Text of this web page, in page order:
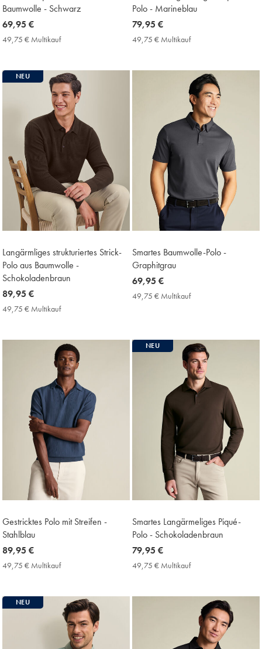
Baumwolle - Schwarz
now
69,95
69,95 €
49,75 € Multikauf49,75
Price
Polo - Marineblau
now
79,95
79,95 €
49,75 € Multikauf49,75
Price
NEU
Langärmliges strukturiertes Strick-
Polo aus Baumwolle -
Schokoladenbraun
now
89,95
89,95 €
49,75 € Multikauf49,75
Price
Smartes Baumwolle-Polo -
Graphitgrau
now
69,95
69,95 €
49,75 € Multikauf49,75
Gestricktes Polo mit Streifen -
Stahlblau
now
89,95
89,95 €
49,75 € Multikauf49,75
Price
NEU
Smartes Langärmeliges Piqué-
Polo - Schokoladenbraun
now
79,95
79,95 €
49,75 € Multikauf49,75
Price
NEU